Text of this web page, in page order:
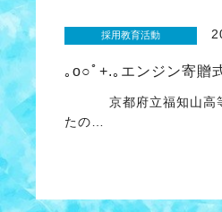
採用教育活動
｡o○ﾟ+.｡エンジン寄贈
京都府立福知山高等技
たの…